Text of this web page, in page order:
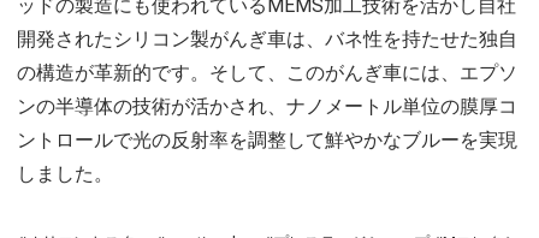
ッドの製造にも使われているMEMS加工技術を活かし自社
開発されたシリコン製がんぎ車は、バネ性を持たせた独自
の構造が革新的です。そして、このがんぎ車には、エプソ
ンの半導体の技術が活かされ、ナノメートル単位の膜厚コ
ントロールで光の反射率を調整して鮮やかなブルーを実現
しました。